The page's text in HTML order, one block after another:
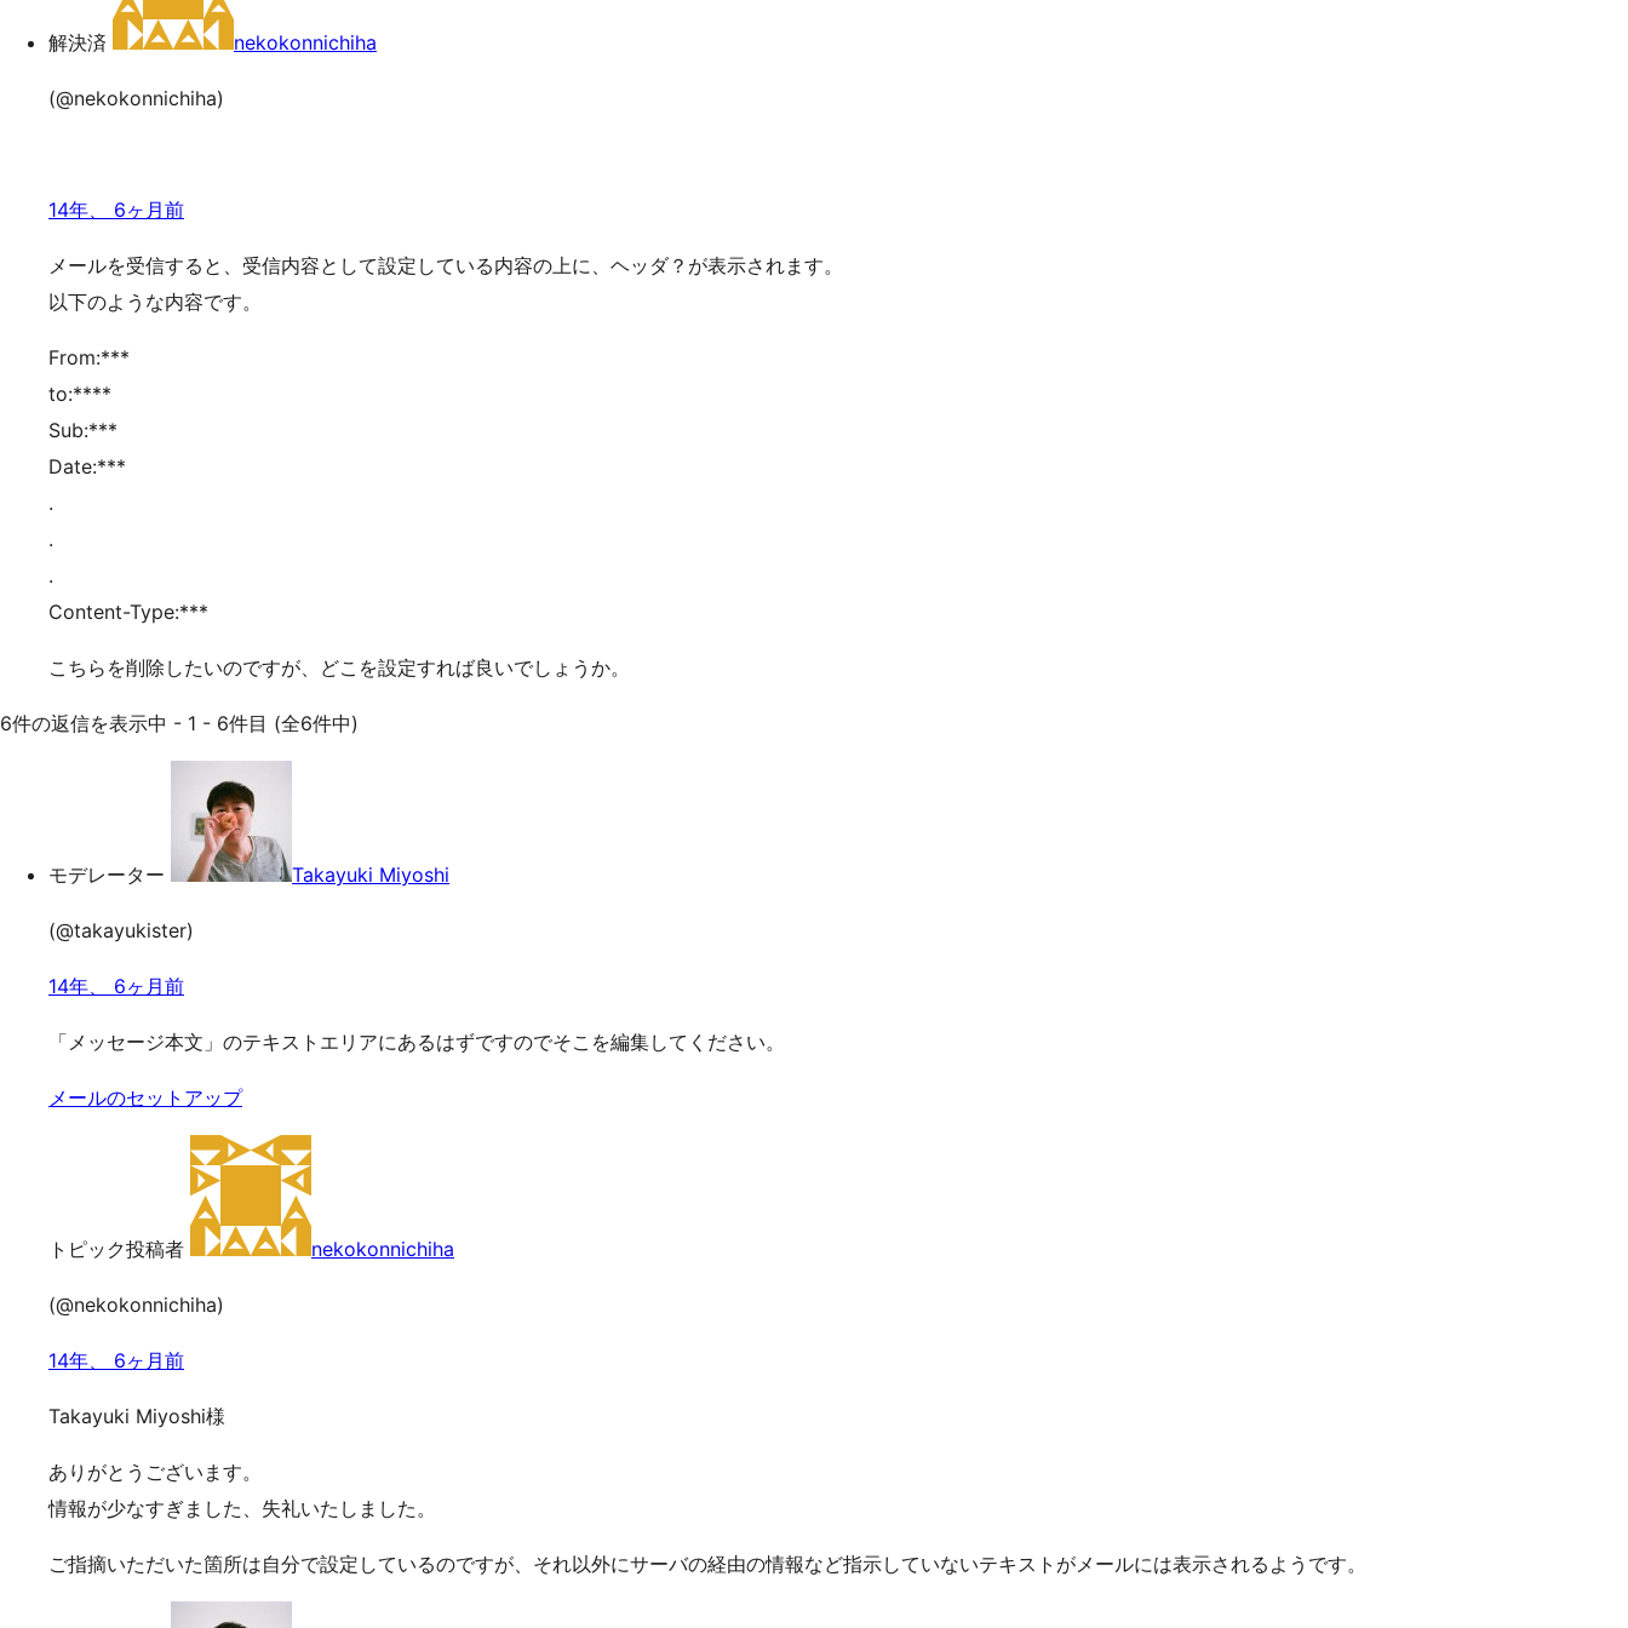
解決済 nekokonnichiha
(@nekokonnichiha)
14年、 6ヶ月前
メールを受信すると、受信内容として設定している内容の上に、ヘッダ？が表示されます。
以下のような内容です。
From:***
to:****
Sub:***
Date:***
.
.
.
Content-Type:***
こちらを削除したいのですが、どこを設定すれば良いでしょうか。
6件の返信を表示中 - 1 - 6件目 (全6件中)
モデレーター Takayuki Miyoshi
(@takayukister)
14年、 6ヶ月前
「メッセージ本文」のテキストエリアにあるはずですのでそこを編集してください。
メールのセットアップ
トピック投稿者 nekokonnichiha
(@nekokonnichiha)
14年、 6ヶ月前
Takayuki Miyoshi様
ありがとうございます。
情報が少なすぎました、失礼いたしました。
ご指摘いただいた箇所は自分で設定しているのですが、それ以外にサーバの経由の情報など指示していないテキストがメールには表示されるようです。